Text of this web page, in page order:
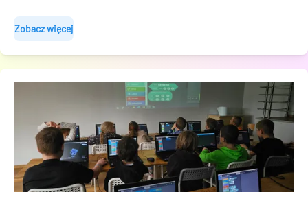
Zobacz więcej